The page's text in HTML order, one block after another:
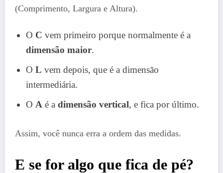
(Comprimento, Largura e Altura).
O C vem primeiro porque normalmente é a
dimensão maior.
O L vem depois, que é a dimensão
intermediária.
O A é a dimensão vertical, e fica por último.
Assim, você nunca erra a ordem das medidas.
E se for algo que fica de pé?